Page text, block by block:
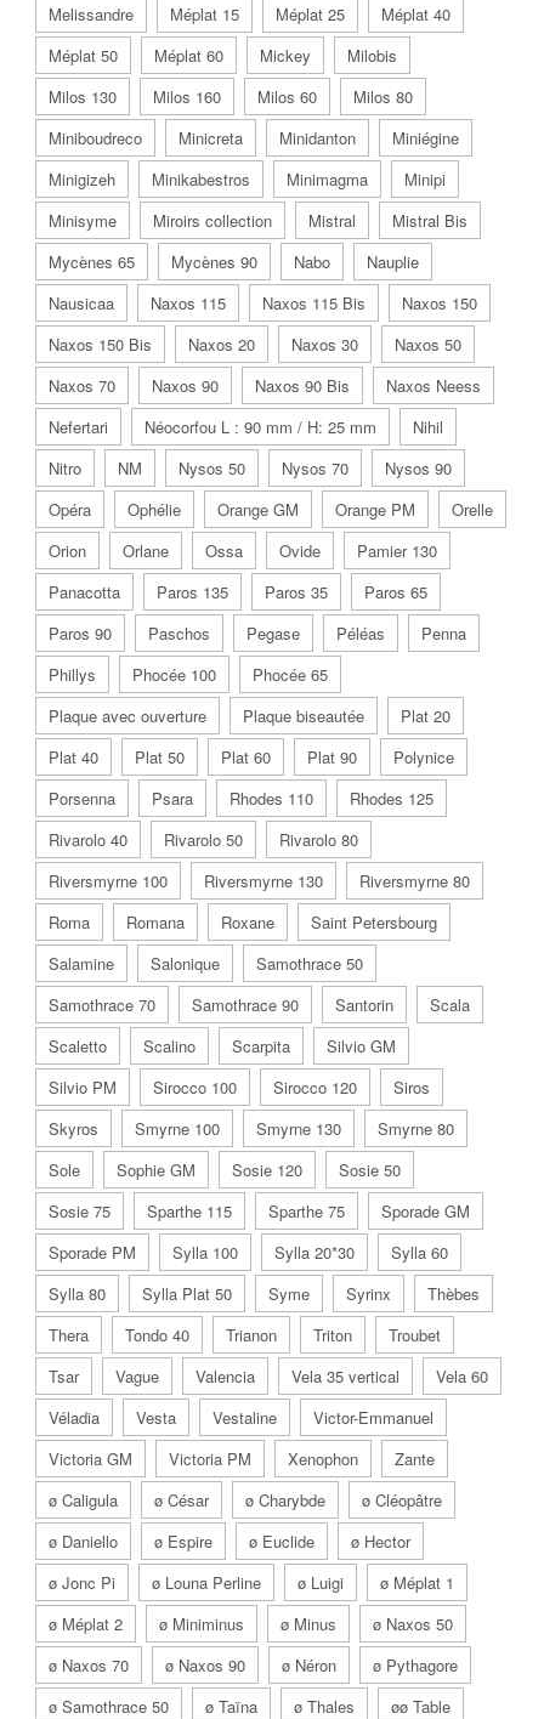
Melissandre
Méplat 15 Méplat 25
Méplat 40
Méplat 50
Méplat 60 Mickey
Milobis
Milos 130
Milos 160 Milos 60
Milos 80
Miniboudreco
Minicreta Minidanton
Miniégine
Minigizeh
Minikabestros Minimagma
Minipi
Minisyme
Miroirs collection Mistral
Mistral Bis
Mycènes 65
Mycènes 90 Nabo
Nauplie
Nausicaa
Naxos 115 Naxos 115 Bis
Naxos 150
Naxos 150 Bis
Naxos 20 Naxos 30
Naxos 50
Naxos 70
Naxos 90 Naxos 90 Bis
Naxos Neess
Nefertari
Néocorfou L : 90 mm / H: 25 mm
Nihil
Nitro
NM Nysos 50 Nysos 70
Nysos 90
Opéra
Ophélie Orange GM Orange PM
Orelle
Orion
Orlane Ossa Ovide
Pamier 130
Panacotta
Paros 135 Paros 35
Paros 65
Paros 90
Paschos Pegase Péléas
Penna
Phillys
Phocée 100
Phocée 65
Plaque avec ouverture
Plaque biseautée
Plat 20
Plat 40
Plat 50 Plat 60 Plat 90
Polynice
Porsenna
Psara Rhodes 110
Rhodes 125
Rivarolo 40
Rivarolo 50
Rivarolo 80
Riversmyrne 100
Riversmyrne 130
Riversmyrne 80
Roma
Romana Roxane
Saint Petersbourg
Salamine
Salonique
Samothrace 50
Samothrace 70
Samothrace 90 Santorin
Scala
Scaletto
Scalino Scarpita
Silvio GM
Silvio PM
Sirocco 100 Sirocco 120
Siros
Skyros
Smyrne 100 Smyrne 130
Smyrne 80
Sole
Sophie GM Sosie 120
Sosie 50
Sosie 75
Sparthe 115 Sparthe 75
Sporade GM
Sporade PM
Sylla 100 Sylla 20*30
Sylla 60
Sylla 80
Sylla Plat 50 Syme Syrinx
Thèbes
Thera
Tondo 40 Trianon Triton
Troubet
Tsar
Vague Valencia Vela 35 vertical
Vela 60
Véladia
Vesta Vestaline
Victor-Emmanuel
Victoria GM
Victoria PM Xenophon
Zante
ø Caligula
ø César ø Charybde
ø Cléopâtre
ø Daniello
ø Espire ø Euclide
ø Hector
ø Jonc Pi
ø Louna Perline ø Luigi
ø Méplat 1
ø Méplat 2
ø Miniminus ø Minus
ø Naxos 50
ø Naxos 70
ø Naxos 90 ø Néron
ø Pythagore
ø Samothrace 50
ø Taïna ø Thales
øø Table